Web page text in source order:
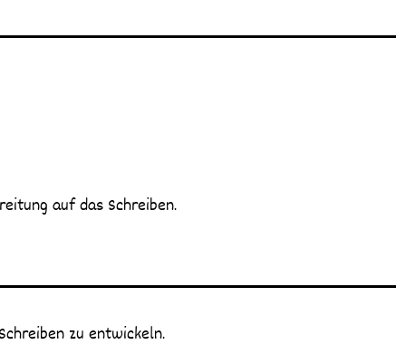
auf das Schreiben.
zu entwickeln.